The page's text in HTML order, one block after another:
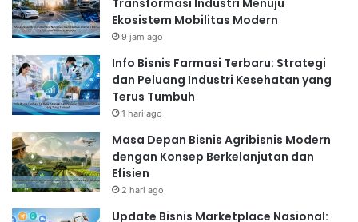
faktor penentu keberhasilan bisnis. [Nama Pria] fokus
pada kualitas tinggi dan konsistensi produknya. Selain
itu, ia juga sangat memperhatikan pelayanan
pelanggan. Responsif terhadap keluhan dan
memberikan pengalaman pelanggan yang positif
sangat penting untuk membangun loyalitas dan
mendapatkan
word-of-mouth marketingyang efektif.
Kepuasan pelanggan adalah aset berharga dalam
membangun bisnis yang sukses dan berkelanjutan.
Transformasi Industri Menuju
Ekosistem Mobilitas Modern
9 jam ago
Info Bisnis Farmasi Terbaru: Strategi
dan Peluang Industri Kesehatan yang
Terus Tumbuh
1 hari ago
Masa Depan Bisnis Agribisnis Modern
dengan Konsep Berkelanjutan dan
Efisien
2 hari ago
Update Bisnis Marketplace Nasional: